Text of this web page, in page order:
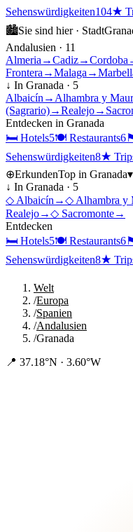
Sehenswürdigkeiten104★
🏙Sie sind hier · Stadt
Andalusien · 11
Almeria →Cadiz→Cordoba
Frontera →Malaga →
↓ In Granada · 5
Albaicín → Alhambra y
(Sagrario)→Realejo→
Entdecken in Granada
🛏 Hotels5🍽 Restaurants6
Sehenswürdigkeiten8★
⊕ErkundenTop in Granada▾
↓ In Granada · 5
◇ Albaicín →◇ Alhambra y
Realejo→◇ Sacromonte→
Entdecken
🛏 Hotels5🍽 Restaurants6
Sehenswürdigkeiten8★
Welt
/Europa
/Spanien
/Andalusien
/Granada
📍 37.18°N · 3.60°W